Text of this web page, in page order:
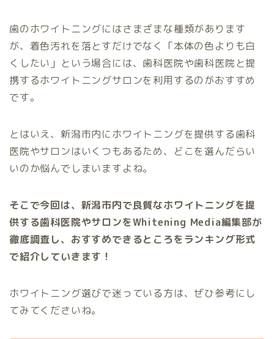
歯のホワイトニングにはさまざまな種類があります
が、着色汚れを落とすだけでなく「本体の色よりも白
くしたい」という場合には、歯科医院や歯科医院と提
携するホワイトニングサロンを利用するのがおすすめ
です。
とはいえ、新潟市内にホワイトニングを提供する歯科
医院やサロンはいくつもあるため、どこを選んだらい
いのか悩んでしまいますよね。
そこで今回は、新潟市内で良質なホワイトニングを提
供する歯科医院やサロンをWhitening Media編集部が
徹底調査し、おすすめできるところをランキング形式
で紹介していきます！
ホワイトニング選びで迷っている方は、ぜひ参考にし
てみてくださいね。